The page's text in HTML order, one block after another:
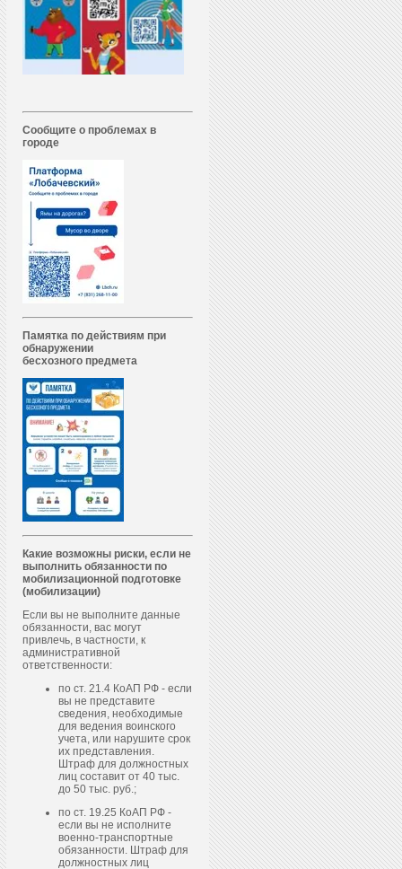
Сообщите о проблемах в
городе
Памятка по действиям при
обнаружении
бесхозного предмета
Какие возможны риски, если не
выполнить обязанности по
мобилизационной подготовке
(мобилизации)
Если вы не выполните данные
обязанности, вас могут
привлечь, в частности, к
административной
ответственности:
по ст. 21.4 КоАП РФ - если
вы не представите
сведения, необходимые
для ведения воинского
учета, или нарушите срок
их представления.
Штраф для должностных
лиц составит от 40 тыс.
до 50 тыс. руб.;
по ст. 19.25 КоАП РФ -
если вы не исполните
военно-транспортные
обязанности. Штраф для
должностных лиц